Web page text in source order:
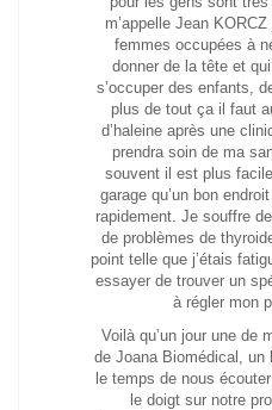
m’appelle Jean
femmes occupées à
donner de la tête et
s’occuper des enfants,
plus de tout ça il faut
d’haleine après une
prendra soin de ma
souvent il est plus
garage qu’un bon
rapidement. Je souffre
de problèmes de
point telle que j’étais
essayer de trouver un
à régler mon
Voilà qu’un jour une de
de Joana Biomédical, un
le temps de nous
le doigt sur notre